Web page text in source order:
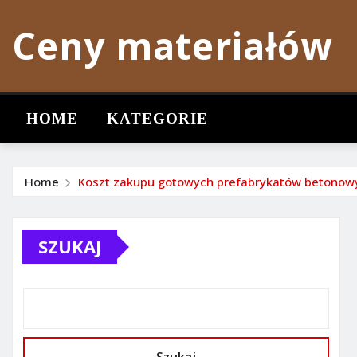
content
Ceny materiałów
HOME KATEGORIE
Home Koszt zakupu gotowych prefabrykatów
SZUKAJ